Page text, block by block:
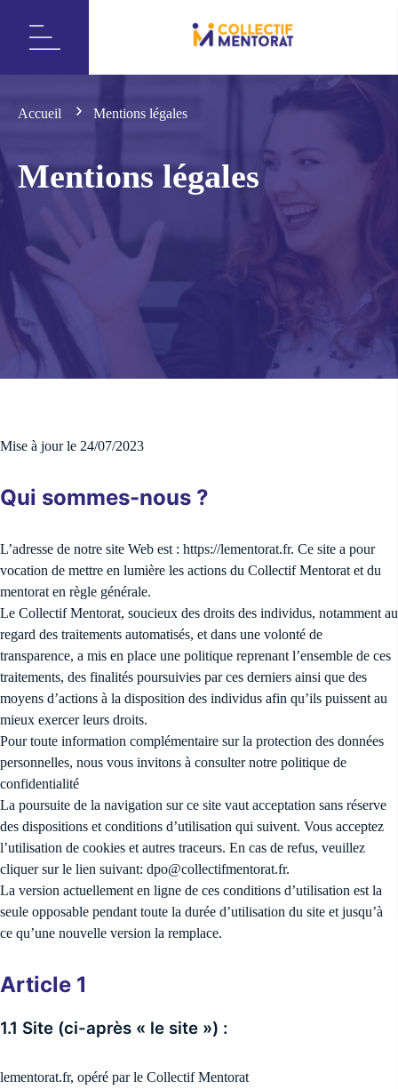
Accueil Mentions légales
Mentions légales
Mise à jour le 24/07/2023
Qui sommes-nous ?
L’adresse de notre site Web est : https://lementorat.fr. Ce site a pour
vocation de mettre en lumière les actions du Collectif Mentorat et du
mentorat en règle générale.
Le Collectif Mentorat, soucieux des droits des individus, notamment au
regard des traitements automatisés, et dans une volonté de
transparence, a mis en place une politique reprenant l’ensemble de ces
traitements, des finalités poursuivies par ces derniers ainsi que des
moyens d’actions à la disposition des individus afin qu’ils puissent au
mieux exercer leurs droits.
Pour toute information complémentaire sur la protection des données
personnelles, nous vous invitons à consulter notre politique de
confidentialité
La poursuite de la navigation sur ce site vaut acceptation sans réserve
des dispositions et conditions d’utilisation qui suivent. Vous acceptez
l’utilisation de cookies et autres traceurs. En cas de refus, veuillez
cliquer sur le lien suivant: dpo@collectifmentorat.fr.
La version actuellement en ligne de ces conditions d’utilisation est la
seule opposable pendant toute la durée d’utilisation du site et jusqu’à
ce qu’une nouvelle version la remplace.
Article 1
1.1 Site (ci-après « le site ») :
lementorat.fr, opéré par le Collectif Mentorat